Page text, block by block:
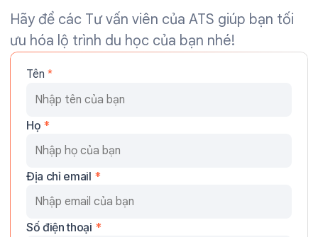
Hãy để các Tư vấn viên của ATS giúp bạn tối
ưu hóa lộ trình du học của bạn nhé!
Tên *
Họ *
Địa chỉ email *
Số điện thoại *